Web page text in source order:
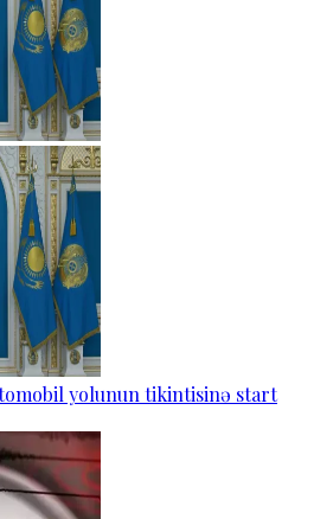
yolunun tikintisinə start